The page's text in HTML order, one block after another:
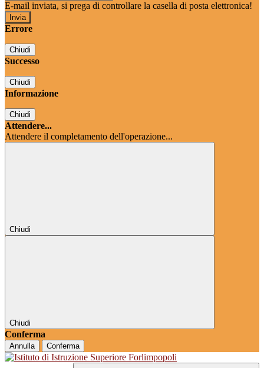
E-mail inviata, si prega di controllare la casella di posta elettronica!
Errore
Chiudi
Successo
Chiudi
Informazione
Chiudi
Attendere...
Attendere il completamento dell'operazione...
Chiudi
Chiudi
Conferma
Annulla Conferma